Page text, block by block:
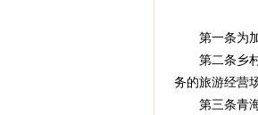
第一条为加
第二条乡村
务的旅游经营
第三条青海